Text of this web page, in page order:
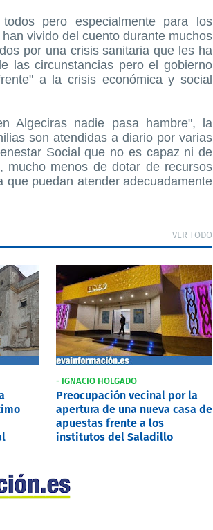
pero especialmente para los
vivido del cuento durante muchos
por una crisis sanitaria que les ha
las circunstancias pero el gobierno
a la crisis económica y social
Algeciras nadie pasa hambre", la
son atendidas a diario por varias
Social que no es capaz ni de
mucho menos de dotar de recursos
puedan atender adecuadamente
VER TODO
- IGNACIO HOLGADO
Preocupación vecinal por la
apertura de una nueva casa de
apuestas frente a los
institutos del Saladillo